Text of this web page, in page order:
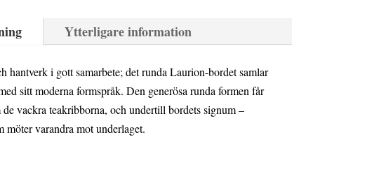
Ytterligare information
hantverk i gott samarbete; det runda Laurion-bordet samlar
sitt moderna formspråk. Den generösa runda formen får
vackra teakribborna, och undertill bordets signum –
möter varandra mot underlaget.